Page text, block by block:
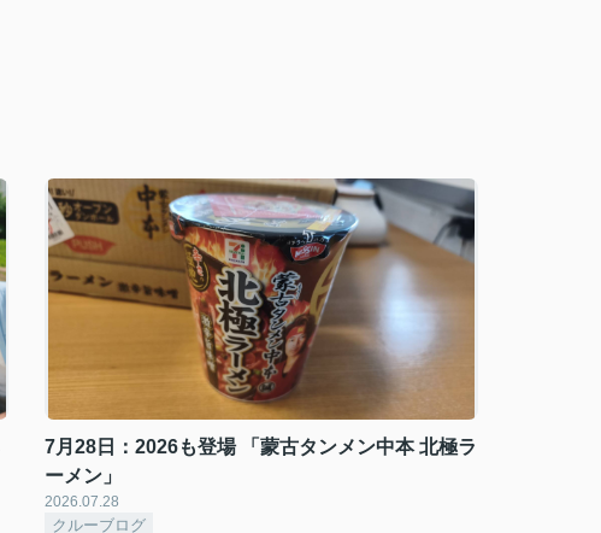
7月28日：2026も登場 「蒙古タンメン中本 北極ラ
ーメン」
2026.07.28
クルーブログ